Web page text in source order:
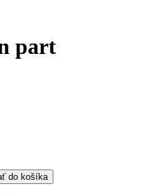
part
do košíka